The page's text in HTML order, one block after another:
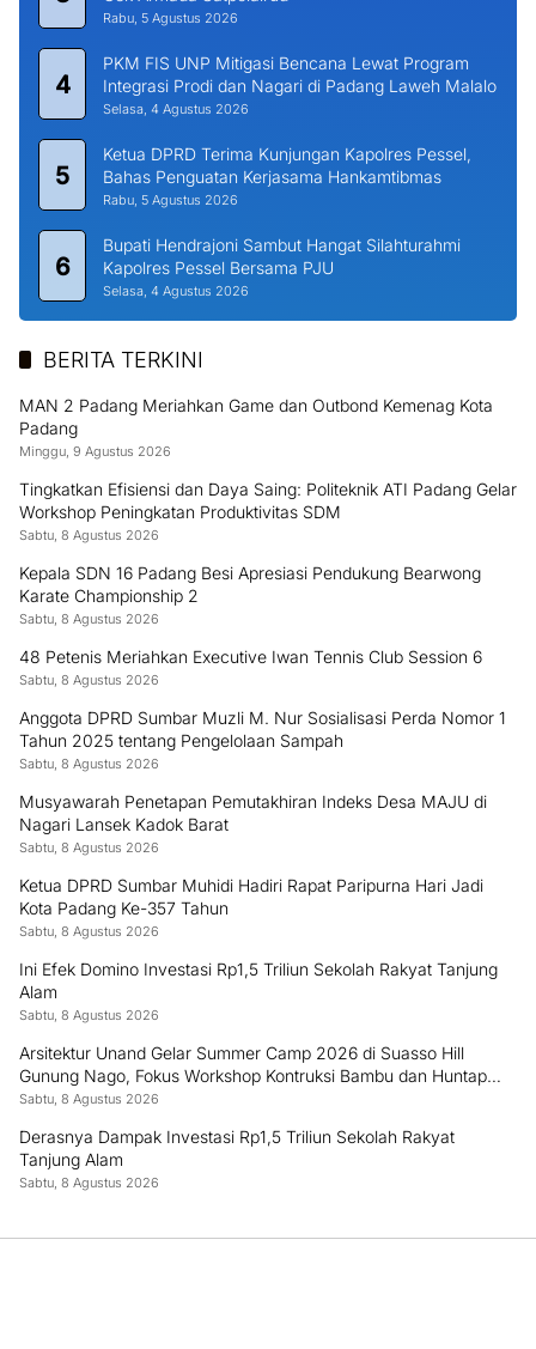
Rabu, 5 Agustus 2026
4
PKM FIS UNP Mitigasi Bencana Lewat Program
Integrasi Prodi dan Nagari di Padang Laweh Malalo
Selasa, 4 Agustus 2026
5
Ketua DPRD Terima Kunjungan Kapolres Pessel,
Bahas Penguatan Kerjasama Hankamtibmas
Rabu, 5 Agustus 2026
6
Bupati Hendrajoni Sambut Hangat Silahturahmi
Kapolres Pessel Bersama PJU
Selasa, 4 Agustus 2026
BERITA TERKINI
MAN 2 Padang Meriahkan Game dan Outbond Kemenag Kota
Padang
Minggu, 9 Agustus 2026
Tingkatkan Efisiensi dan Daya Saing: Politeknik ATI Padang Gelar
Workshop Peningkatan Produktivitas SDM
Sabtu, 8 Agustus 2026
Kepala SDN 16 Padang Besi Apresiasi Pendukung Bearwong
Karate Championship 2
Sabtu, 8 Agustus 2026
48 Petenis Meriahkan Executive Iwan Tennis Club Session 6
Sabtu, 8 Agustus 2026
Anggota DPRD Sumbar Muzli M. Nur Sosialisasi Perda Nomor 1
Tahun 2025 tentang Pengelolaan Sampah
Sabtu, 8 Agustus 2026
Musyawarah Penetapan Pemutakhiran Indeks Desa MAJU di
Nagari Lansek Kadok Barat
Sabtu, 8 Agustus 2026
Ketua DPRD Sumbar Muhidi Hadiri Rapat Paripurna Hari Jadi
Kota Padang Ke-357 Tahun
Sabtu, 8 Agustus 2026
Ini Efek Domino Investasi Rp1,5 Triliun Sekolah Rakyat Tanjung
Alam
Sabtu, 8 Agustus 2026
Arsitektur Unand Gelar Summer Camp 2026 di Suasso Hill
Gunung Nago, Fokus Workshop Kontruksi Bambu dan Huntap
Kayu
Sabtu, 8 Agustus 2026
Derasnya Dampak Investasi Rp1,5 Triliun Sekolah Rakyat
Tanjung Alam
Sabtu, 8 Agustus 2026